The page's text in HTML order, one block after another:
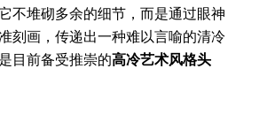
不堆砌多余的细节，而是通过眼神
刻画，传递出一种难以言喻的清冷
目前备受推崇的高冷艺术风格头